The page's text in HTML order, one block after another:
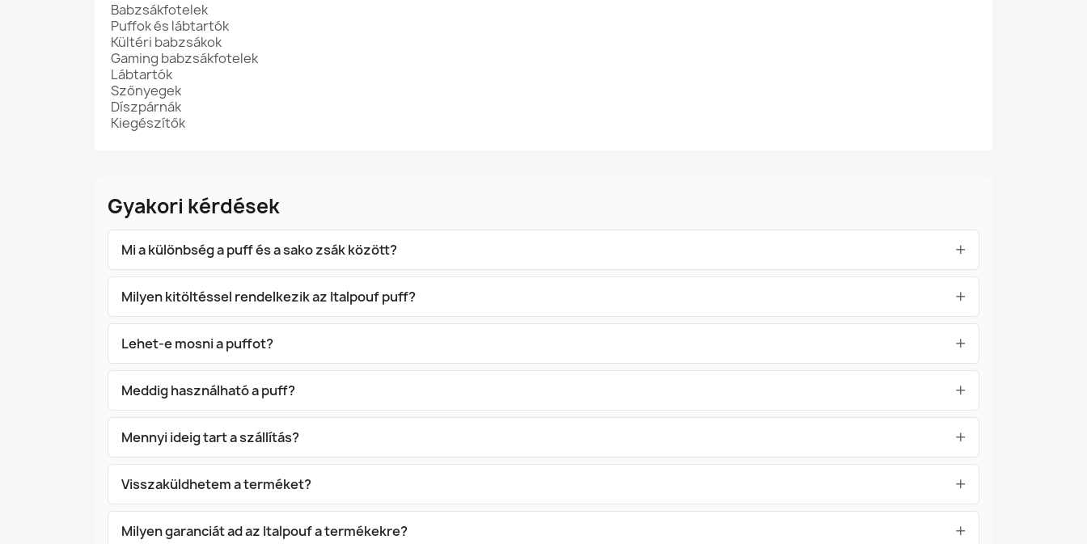
Babzsákfotelek
Puffok és lábtartók
Kültéri babzsákok
Gaming babzsákfotelek
Lábtartók
Szőnyegek
Díszpárnák
Kiegészítők
Gyakori kérdések
Mi a különbség a puff és a sako zsák között?
Milyen kitöltéssel rendelkezik az Italpouf puff?
Lehet-e mosni a puffot?
Meddig használható a puff?
Mennyi ideig tart a szállítás?
Visszaküldhetem a terméket?
Milyen garanciát ad az Italpouf a termékekre?